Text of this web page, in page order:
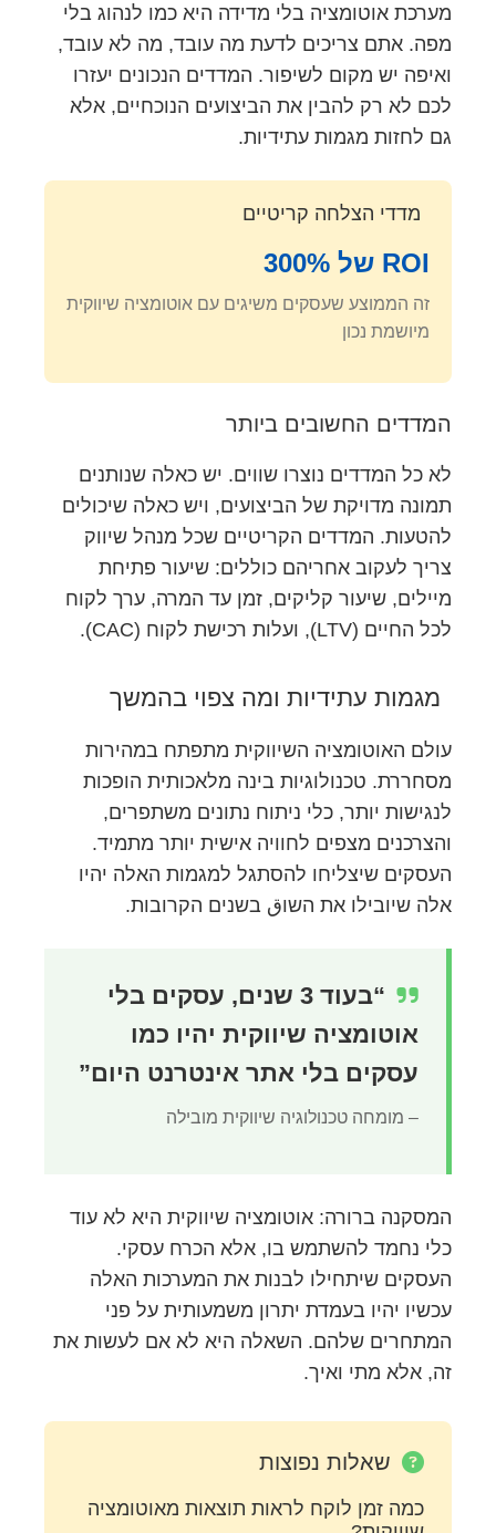
מערכת אוטומציה בלי מדידה היא כמו לנהוג בלי
מפה. אתם צריכים לדעת מה עובד, מה לא עובד,
ואיפה יש מקום לשיפור. המדדים הנכונים יעזרו
לכם לא רק להבין את הביצועים הנוכחיים, אלא
גם לחזות מגמות עתידיות.
מדדי הצלחה קריטיים
ROI של 300%
זה הממוצע שעסקים משיגים עם אוטומציה שיווקית
מיושמת נכון
המדדים החשובים ביותר
לא כל המדדים נוצרו שווים. יש כאלה שנותנים
תמונה מדויקת של הביצועים, ויש כאלה שיכולים
להטעות. המדדים הקריטיים שכל מנהל שיווק
צריך לעקוב אחריהם כוללים: שיעור פתיחת
מיילים, שיעור קליקים, זמן עד המרה, ערך לקוח
לכל החיים (LTV), ועלות רכישת לקוח (CAC).
מגמות עתידיות ומה צפוי בהמשך
עולם האוטומציה השיווקית מתפתח במהירות
מסחררת. טכנולוגיות בינה מלאכותית הופכות
לנגישות יותר, כלי ניתוח נתונים משתפרים,
והצרכנים מצפים לחוויה אישית יותר מתמיד.
העסקים שיצליחו להסתגל למגמות האלה יהיו
אלה שיובילו את השוق בשנים הקרובות.
“בעוד 3 שנים, עסקים בלי
אוטומציה שיווקית יהיו כמו
עסקים בלי אתר אינטרנט היום”
– מומחה טכנולוגיה שיווקית מובילה
המסקנה ברורה: אוטומציה שיווקית היא לא עוד
כלי נחמד להשתמש בו, אלא הכרח עסקי.
העסקים שיתחילו לבנות את המערכות האלה
עכשיו יהיו בעמדת יתרון משמעותית על פני
המתחרים שלהם. השאלה היא לא אם לעשות את
זה, אלא מתי ואיך.
שאלות נפוצות
כמה זמן לוקח לראות תוצאות מאוטומציה